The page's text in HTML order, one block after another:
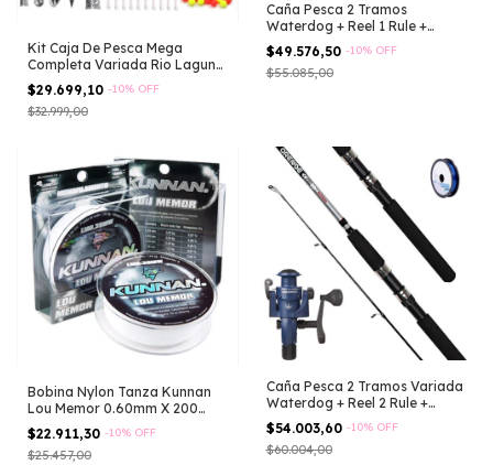
Kit Caja De Pesca Mega
Completa Variada Rio Laguna
Lago Con Lineas Anzuelos
Mosquetones Tanza Perlas
Plomadas
$29.699,10 -10% OFF
$32.999,00
Caña Pesca 2 Tramos
Waterdog + Reel 1 Rule +
Lineas Plomadas Negro
$49.576,50 -10% OFF
$55.085,00
Bobina Nylon Tanza Kunnan
Lou Memor 0.60mm X 200
Metros
$22.911,30 -10% OFF
$25.457,00
Caña Pesca 2 Tramos Variada
Waterdog + Reel 2 Rule +
Tanza Negro
$54.003,60 -10% OFF
$60.004,00